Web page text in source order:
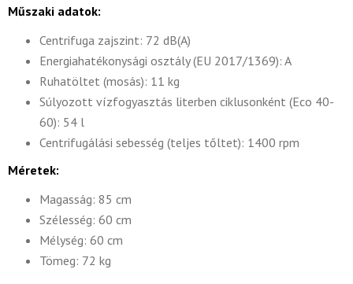
Műszaki adatok:
Centrifuga zajszint: 72 dB(A)
Energiahatékonysági osztály (EU 2017/1369): A
Ruhatöltet (mosás): 11 kg
Súlyozott vízfogyasztás literben ciklusonként (Eco 40-
60): 54 l
Centrifugálási sebesség (teljes tőltet): 1400 rpm
Méretek:
Magasság: 85 cm
Szélesség: 60 cm
Mélység: 60 cm
Tömeg: 72 kg